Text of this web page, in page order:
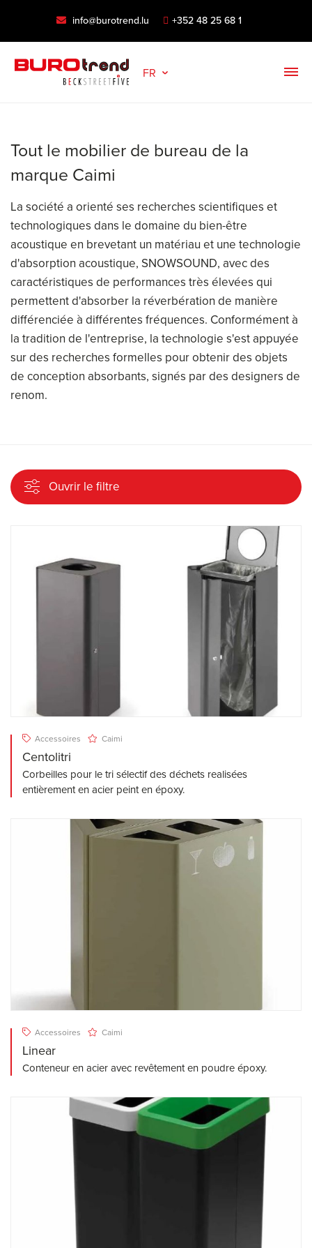
info@burotrend.lu +352 48 25 68 1
FR
Tout le mobilier de bureau de la
marque Caimi
La société a orienté ses recherches scientifiques et
technologiques dans le domaine du bien-être
acoustique en brevetant un matériau et une technologie
d'absorption acoustique, SNOWSOUND, avec des
caractéristiques de performances très élevées qui
permettent d'absorber la réverbération de manière
différenciée à différentes fréquences. Conformément à
la tradition de l'entreprise, la technologie s'est appuyée
sur des recherches formelles pour obtenir des objets
de conception absorbants, signés par des designers de
renom.
Ouvrir le filtre
Accessoires Caimi
Centolitri
Corbeilles pour le tri sélectif des déchets realisées
entièrement en acier peint en époxy.
Accessoires Caimi
Linear
Conteneur en acier avec revêtement en poudre époxy.